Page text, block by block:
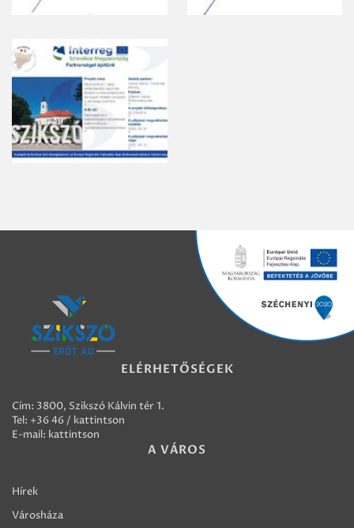
ELÉRHETŐSÉGEK
Cím: 3800, Szikszó Kálvin tér 1.
Tel: +36 46 / kattintson
E-mail: kattintson
A VÁROS
Hírek
Városháza